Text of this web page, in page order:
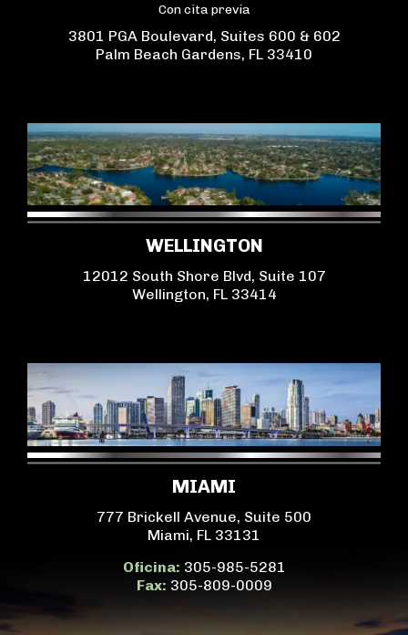
Con cita previa
3801 PGA Boulevard, Suites 600 & 602
Palm Beach Gardens, FL 33410
WELLINGTON
12012 South Shore Blvd, Suite 107
Wellington, FL 33414
MIAMI
777 Brickell Avenue, Suite 500
Miami, FL 33131
Oficina: 305-985-5281
Fax: 305-809-0009